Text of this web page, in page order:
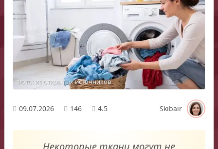
Фото: из открытых источников
09.07.2026 146 4.5 Skibair
Некоторые ткани могут не